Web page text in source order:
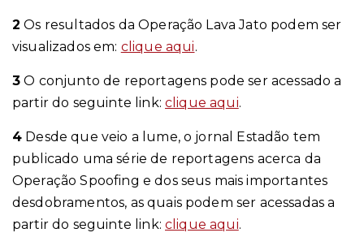
2 Os resultados da Operação Lava Jato podem ser
visualizados em: clique aqui.
3 O conjunto de reportagens pode ser acessado a
partir do seguinte link:clique aqui.
4 Desde que veio a lume, o jornal Estadão tem
publicado uma série de reportagens acerca da
Operação Spoofing e dos seus mais importantes
desdobramentos, as quais podem ser acessadas a
partir do seguinte link:clique aqui.